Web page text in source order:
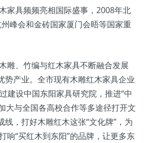
家具频频亮相国际盛事，2008年北
峰会和金砖国家厦门会晤等国家重
雕、竹编与红木家具不断融合发展
势产业。全市现有木雕红木家具企业
建设中国东阳家具研究院，推进“中
大与全国各高校合作等多途径打开文
，打好木雕红木这张“文化牌”，为
响“买红木到东阳”的品牌，让更多东